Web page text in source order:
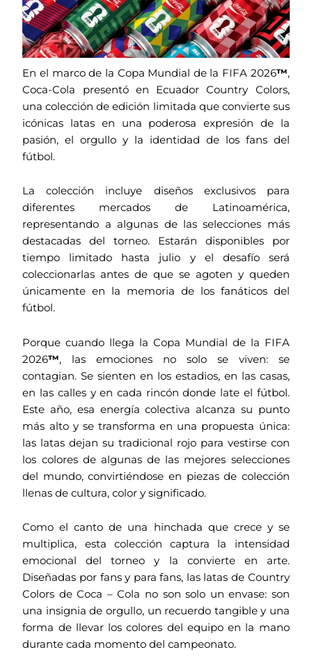
En el marco de la Copa Mundial de la FIFA 2026™,
Coca-Cola presentó en Ecuador Country Colors,
una colección de edición limitada que convierte sus
icónicas latas en una poderosa expresión de la
pasión, el orgullo y la identidad de los fans del
fútbol.
La colección incluye diseños exclusivos para
diferentes mercados de Latinoamérica,
representando a algunas de las selecciones más
destacadas del torneo. Estarán disponibles por
tiempo limitado hasta julio y el desafío será
coleccionarlas antes de que se agoten y queden
únicamente en la memoria de los fanáticos del
fútbol.
Porque cuando llega la Copa Mundial de la FIFA
2026™, las emociones no solo se viven: se
contagian. Se sienten en los estadios, en las casas,
en las calles y en cada rincón donde late el fútbol.
Este año, esa energía colectiva alcanza su punto
más alto y se transforma en una propuesta única:
las latas dejan su tradicional rojo para vestirse con
los colores de algunas de las mejores selecciones
del mundo, convirtiéndose en piezas de colección
llenas de cultura, color y significado.
Como el canto de una hinchada que crece y se
multiplica, esta colección captura la intensidad
emocional del torneo y la convierte en arte.
Diseñadas por fans y para fans, las latas de Country
Colors de Coca – Cola no son solo un envase: son
una insignia de orgullo, un recuerdo tangible y una
forma de llevar los colores del equipo en la mano
durante cada momento del campeonato.